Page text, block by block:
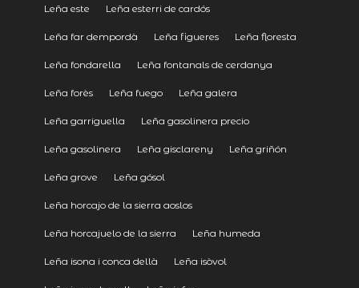
Leña este Leña esterri de cardós
Leña far dempordà Leña figueres Leña floresta
Leña fondarella Leña fontanals de cerdanya
Leña forès Leña fuego Leña galera
Leña garriguella Leña gasolinera precio
Leña gasolinera Leña gisclareny Leña griñón
Leña grove Leña gósol
Leña horcajo de la sierra aoslos
Leña horcajuelo de la sierra Leña humeda
Leña isona i conca dellà Leña isòvol